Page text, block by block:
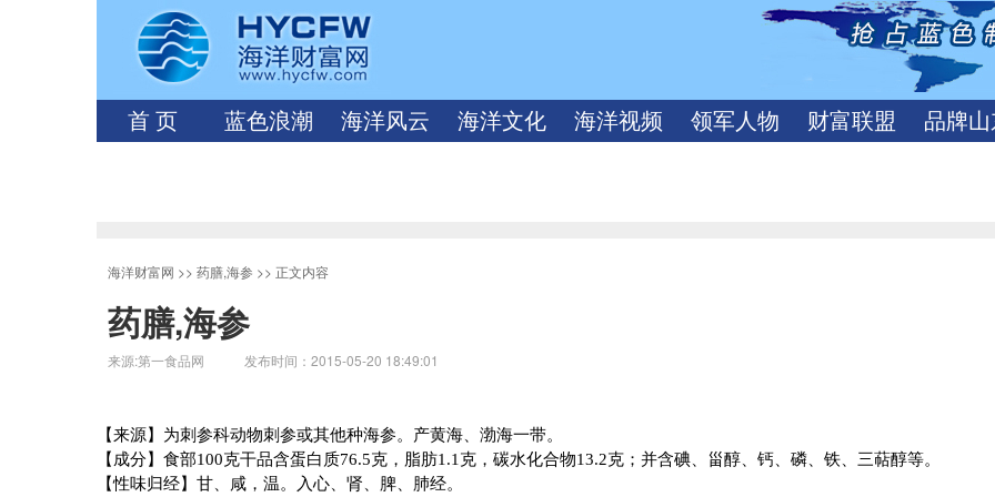
首 页 蓝色浪潮 海洋风云 海洋文化 海洋视频 领军人物 财富联盟 品牌
海洋财富网 >> 药膳,海参 >> 正文内容
药膳,海参
来源:第一食品网 发布时间：2015-05-20 18:49:01
【来源】为刺参科动物刺参或其他种海参。产黄海、渤海一带。
【成分】食部100克干品含蛋白质76.5克 ，脂肪1.1 克 ，碳水化合物13.2克 ；并含碘、甾醇、钙、磷、铁、三萜醇等。
【性味归经】甘、咸，温。入心、肾、脾、肺经。